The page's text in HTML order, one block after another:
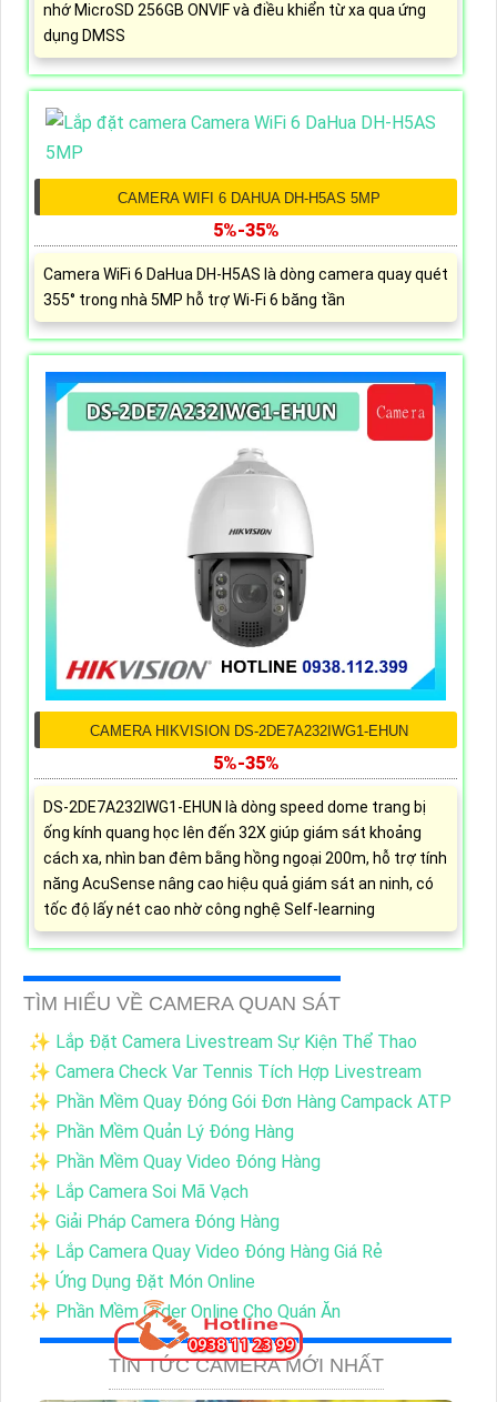
nhớ MicroSD 256GB ONVIF và điều khiển từ xa qua ứng
dụng DMSS
CAMERA WIFI 6 DAHUA DH-H5AS 5MP
5%-35%
Camera WiFi 6 DaHua DH-H5AS là dòng camera quay quét
355° trong nhà 5MP hỗ trợ Wi-Fi 6 băng tần
CAMERA HIKVISION DS-2DE7A232IWG1-EHUN
5%-35%
DS-2DE7A232IWG1-EHUN là dòng speed dome trang bị
ống kính quang học lên đến 32X giúp giám sát khoảng
cách xa, nhìn ban đêm bằng hồng ngoại 200m, hỗ trợ tính
năng AcuSense nâng cao hiệu quả giám sát an ninh, có
tốc độ lấy nét cao nhờ công nghệ Self-learning
TÌM HIỂU VỀ CAMERA QUAN SÁT
✨ Lắp Đặt Camera Livestream Sự Kiện Thể Thao
✨ Camera Check Var Tennis Tích Hợp Livestream
✨ Phần Mềm Quay Đóng Gói Đơn Hàng Campack ATP
✨ Phần Mềm Quản Lý Đóng Hàng
✨ Phần Mềm Quay Video Đóng Hàng
✨ Lắp Camera Soi Mã Vạch
✨ Giải Pháp Camera Đóng Hàng
✨ Lắp Camera Quay Video Đóng Hàng Giá Rẻ
✨ Ứng Dụng Đặt Món Online
✨ Phần Mềm Order Online Cho Quán Ăn
TIN TỨC CAMERA MỚI NHẤT